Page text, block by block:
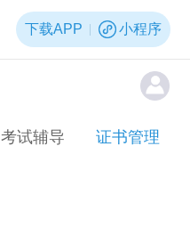
下载APP 小程序
考试辅导 证书管理